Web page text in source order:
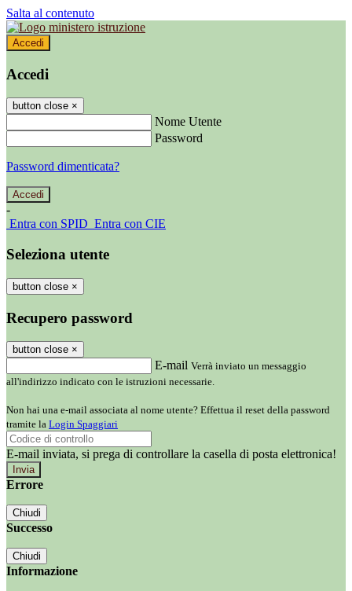
Salta al contenuto
Accedi
Accedi
button close ×
Nome Utente
Password
Password dimenticata?
-
Entra con SPID Entra con CIE
Seleziona utente
button close ×
Recupero password
button close ×
E-mail Verrà inviato un messaggio
all'indirizzo indicato con le istruzioni necessarie.
Non hai una e-mail associata al nome utente? Effettua il reset della password
tramite la Login Spaggiari
E-mail inviata, si prega di controllare la casella di posta elettronica!
Errore
Chiudi
Successo
Chiudi
Informazione